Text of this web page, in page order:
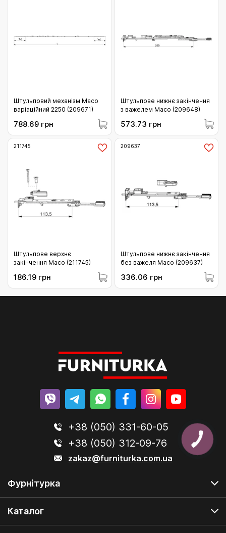
Штульповий механізм Maco
варіаційний 2250 (209671)
788.69 грн
Штульпове нижнє закінчення
з важелем Maco (209648)
573.73 грн
211745
Штульпове верхнє
закінчення Maco (211745)
186.19 грн
209637
Штульпове нижнє закінчення
без важеля Maco (209637)
336.06 грн
+38 (050) 331-60-05
+38 (050) 312-09-76
zakaz@furniturka.com.ua
Фурнітурка
Каталог